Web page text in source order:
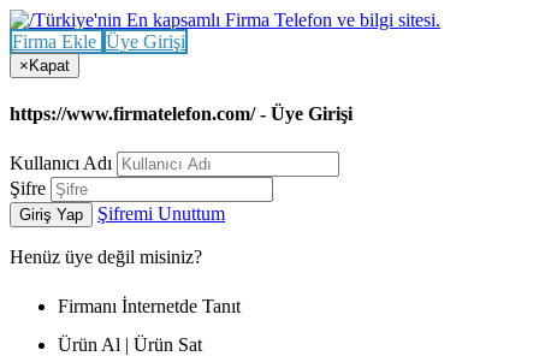
Firma Ekle Üye Girişi
× Kapat
https://www.firmatelefon.com/ - Üye Girişi
Kullanıcı Adı
Şifre
Giriş Yap Şifremi Unuttum
Henüz üye değil misiniz?
Firmanı İnternetde Tanıt
Ürün Al | Ürün Sat